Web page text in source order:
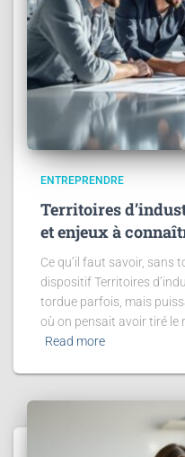
ENTREPRENDRE
Territoires
et enjeux à
Ce qu’il faut savoir, sans
dispositif Territoires
tordue parfois, mais
où on pensait avoir tiré le
Read more